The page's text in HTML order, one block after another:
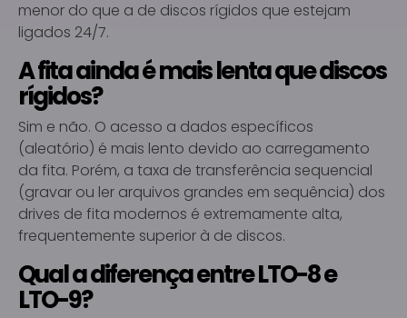
menor do que a de discos rígidos que estejam
ligados 24/7.
A fita ainda é mais lenta que discos
rígidos?
Sim e não. O acesso a dados específicos
(aleatório) é mais lento devido ao carregamento
da fita. Porém, a taxa de transferência sequencial
(gravar ou ler arquivos grandes em sequência) dos
drives de fita modernos é extremamente alta,
frequentemente superior à de discos.
Qual a diferença entre LTO-8 e
LTO-9?